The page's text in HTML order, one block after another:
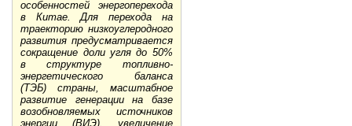
особенностей энергоперехода
в Китае. Для перехода на
траекторию низкоуглеродного
развития предусматривается
сокращение доли угля до 50%
в структуре топливно-
энергетического баланса
(ТЭБ) страны, масштабное
развитие генерации на базе
возобновляемых источников
энергии (ВИЭ), увеличение